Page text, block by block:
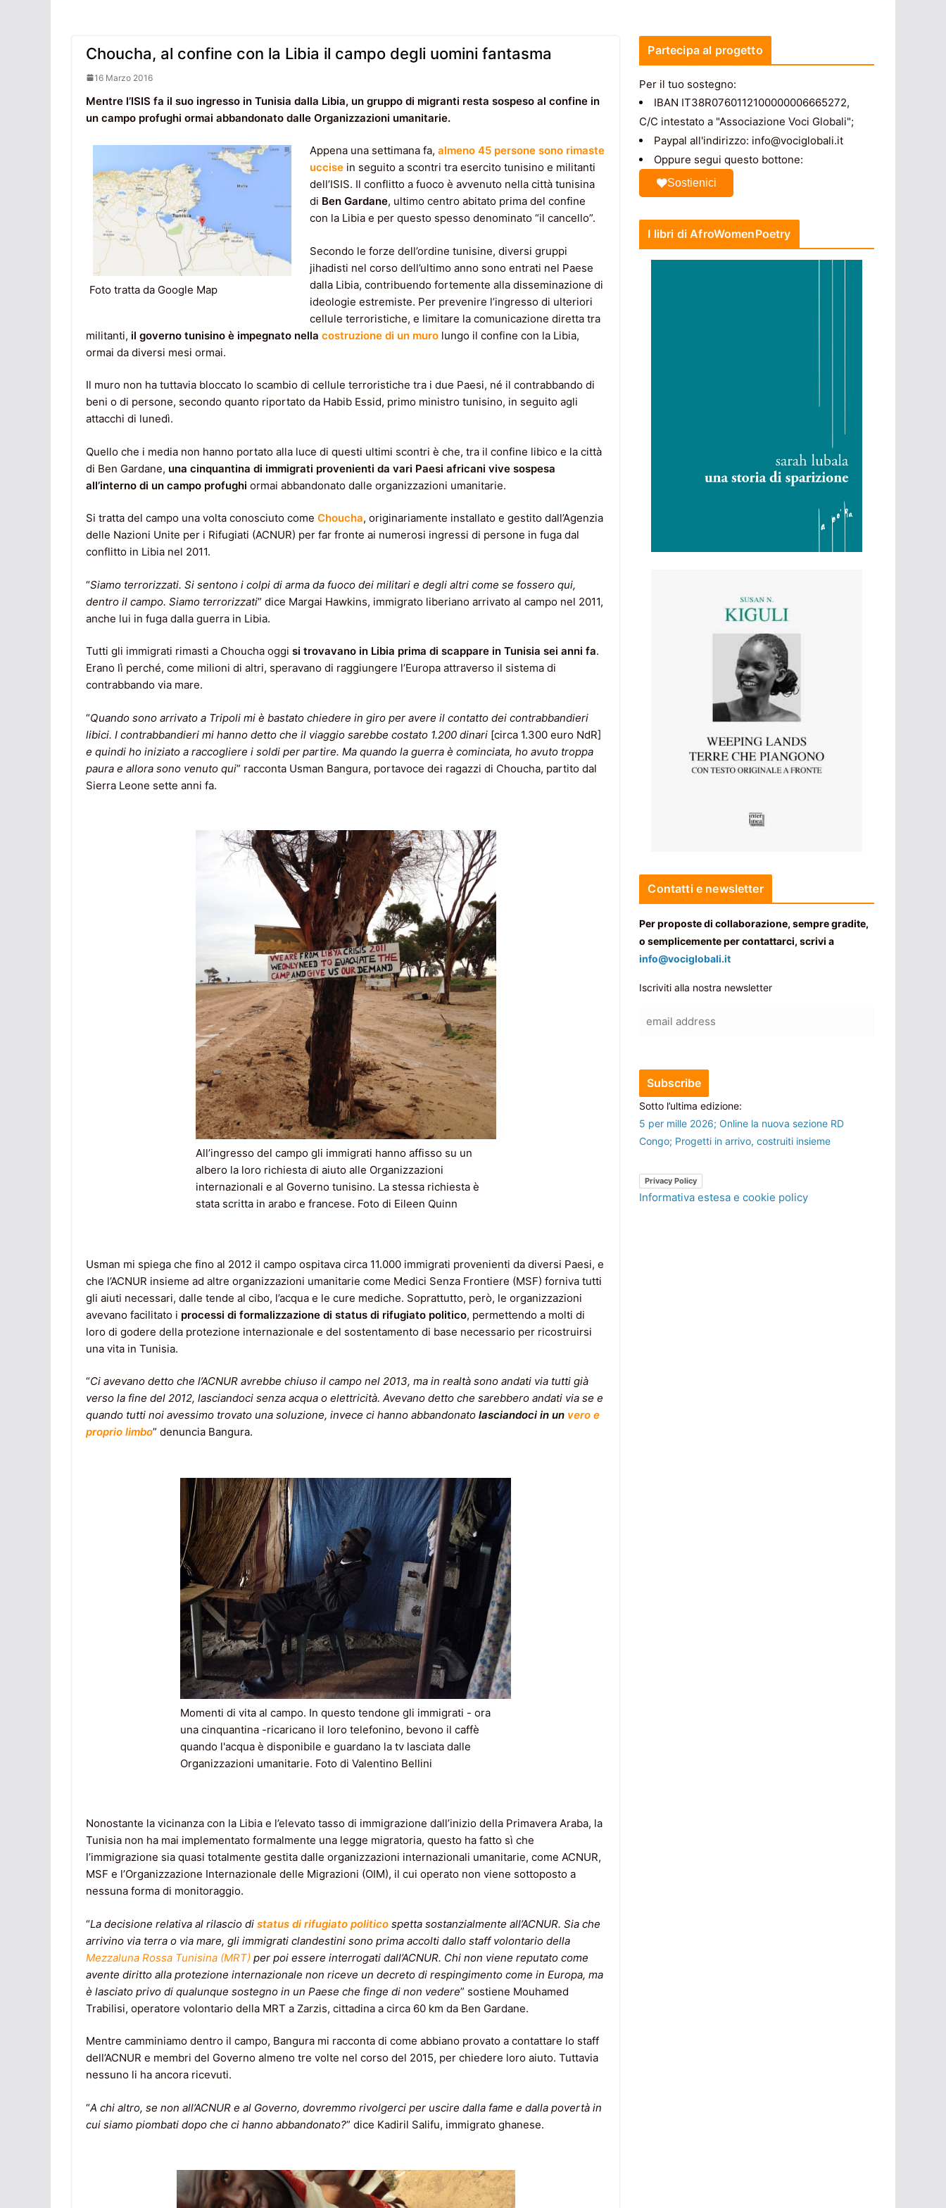
Choucha, al confine con la Libia il campo degli uomini fantasma
16 Marzo 2016
Mentre l’ISIS fa il suo ingresso in Tunisia dalla Libia, un gruppo di migranti resta sospeso al confine in
un campo profughi ormai abbandonato dalle Organizzazioni umanitarie.
Foto tratta da Google Map
Appena una settimana fa, almeno 45 persone sono rimaste
uccise in seguito a scontri tra esercito tunisino e militanti
dell’ISIS. Il conflitto a fuoco è avvenuto nella città tunisina
di Ben Gardane, ultimo centro abitato prima del confine
con la Libia e per questo spesso denominato “il cancello”.
Secondo le forze dell’ordine tunisine, diversi gruppi
jihadisti nel corso dell’ultimo anno sono entrati nel Paese
dalla Libia, contribuendo fortemente alla disseminazione di
ideologie estremiste. Per prevenire l’ingresso di ulteriori
cellule terroristiche, e limitare la comunicazione diretta tra
militanti, il governo tunisino è impegnato nella costruzione di un muro lungo il confine con la Libia,
ormai da diversi mesi ormai.
Il muro non ha tuttavia bloccato lo scambio di cellule terroristiche tra i due Paesi, né il contrabbando di
beni o di persone, secondo quanto riportato da Habib Essid, primo ministro tunisino, in seguito agli
attacchi di lunedì.
Quello che i media non hanno portato alla luce di questi ultimi scontri è che, tra il confine libico e la città
di Ben Gardane, una cinquantina di immigrati provenienti da vari Paesi africani vive sospesa
all’interno di un campo profughi ormai abbandonato dalle organizzazioni umanitarie.
Si tratta del campo una volta conosciuto come Choucha, originariamente installato e gestito dall’Agenzia
delle Nazioni Unite per i Rifugiati (ACNUR) per far fronte ai numerosi ingressi di persone in fuga dal
conflitto in Libia nel 2011.
“Siamo terrorizzati. Si sentono i colpi di arma da fuoco dei militari e degli altri come se fossero qui,
dentro il campo. Siamo terrorizzati” dice Margai Hawkins, immigrato liberiano arrivato al campo nel 2011,
anche lui in fuga dalla guerra in Libia.
Tutti gli immigrati rimasti a Choucha oggi si trovavano in Libia prima di scappare in Tunisia sei anni fa.
Erano lì perché, come milioni di altri, speravano di raggiungere l’Europa attraverso il sistema di
contrabbando via mare.
“Quando sono arrivato a Tripoli mi è bastato chiedere in giro per avere il contatto dei contrabbandieri
libici. I contrabbandieri mi hanno detto che il viaggio sarebbe costato 1.200 dinari [circa 1.300 euro NdR]
e quindi ho iniziato a raccogliere i soldi per partire. Ma quando la guerra è cominciata, ho avuto troppa
paura e allora sono venuto qui” racconta Usman Bangura, portavoce dei ragazzi di Choucha, partito dal
Sierra Leone sette anni fa.
All’ingresso del campo gli immigrati hanno affisso su un
albero la loro richiesta di aiuto alle Organizzazioni
internazionali e al Governo tunisino. La stessa richiesta è
stata scritta in arabo e francese. Foto di Eileen Quinn
Usman mi spiega che fino al 2012 il campo ospitava circa 11.000 immigrati provenienti da diversi Paesi, e
che l’ACNUR insieme ad altre organizzazioni umanitarie come Medici Senza Frontiere (MSF) forniva tutti
gli aiuti necessari, dalle tende al cibo, l’acqua e le cure mediche. Soprattutto, però, le organizzazioni
avevano facilitato i processi di formalizzazione di status di rifugiato politico, permettendo a molti di
loro di godere della protezione internazionale e del sostentamento di base necessario per ricostruirsi
una vita in Tunisia.
“Ci avevano detto che l’ACNUR avrebbe chiuso il campo nel 2013, ma in realtà sono andati via tutti già
verso la fine del 2012, lasciandoci senza acqua o elettricità. Avevano detto che sarebbero andati via se e
quando tutti noi avessimo trovato una soluzione, invece ci hanno abbandonato lasciandoci in un vero e
proprio limbo” denuncia Bangura.
Momenti di vita al campo. In questo tendone gli immigrati - ora
una cinquantina -ricaricano il loro telefonino, bevono il caffè
quando l'acqua è disponibile e guardano la tv lasciata dalle
Organizzazioni umanitarie. Foto di Valentino Bellini
Nonostante la vicinanza con la Libia e l’elevato tasso di immigrazione dall’inizio della Primavera Araba, la
Tunisia non ha mai implementato formalmente una legge migratoria, questo ha fatto sì che
l’immigrazione sia quasi totalmente gestita dalle organizzazioni internazionali umanitarie, come ACNUR,
MSF e l’Organizzazione Internazionale delle Migrazioni (OIM), il cui operato non viene sottoposto a
nessuna forma di monitoraggio.
“La decisione relativa al rilascio di status di rifugiato politico spetta sostanzialmente all’ACNUR. Sia che
arrivino via terra o via mare, gli immigrati clandestini sono prima accolti dallo staff volontario della
Mezzaluna Rossa Tunisina (MRT) per poi essere interrogati dall’ACNUR. Chi non viene reputato come
avente diritto alla protezione internazionale non riceve un decreto di respingimento come in Europa, ma
è lasciato privo di qualunque sostegno in un Paese che finge di non vedere” sostiene Mouhamed
Trabilisi, operatore volontario della MRT a Zarzis, cittadina a circa 60 km da Ben Gardane.
Mentre camminiamo dentro il campo, Bangura mi racconta di come abbiano provato a contattare lo staff
dell’ACNUR e membri del Governo almeno tre volte nel corso del 2015, per chiedere loro aiuto. Tuttavia
nessuno li ha ancora ricevuti.
“A chi altro, se non all’ACNUR e al Governo, dovremmo rivolgerci per uscire dalla fame e dalla povertà in
cui siamo piombati dopo che ci hanno abbandonato?” dice Kadiril Salifu, immigrato ghanese.
Partecipa al progetto
Per il tuo sostegno:
IBAN IT38R0760112100000006665272,
C/C intestato a "Associazione Voci Globali";
Paypal all'indirizzo: info@vociglobali.it
Oppure segui questo bottone:
Sostienici
I libri di AfroWomenPoetry
Contatti e newsletter
Per proposte di collaborazione, sempre gradite,
o semplicemente per contattarci, scrivi a
info@vociglobali.it
Iscriviti alla nostra newsletter
Sotto l’ultima edizione:
5 per mille 2026; Online la nuova sezione RD
Congo; Progetti in arrivo, costruiti insieme
Privacy Policy
Informativa estesa e cookie policy